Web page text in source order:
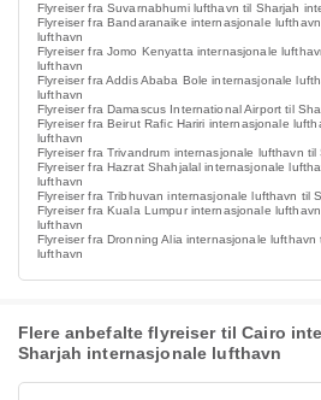
Flyreiser fra Suvarnabhumi lufthavn til Sharjah
Flyreiser fra Bandaranaike internasjonale
lufthavn
Flyreiser fra Jomo Kenyatta internasjonale
lufthavn
Flyreiser fra Addis Ababa Bole internasjonale
lufthavn
Flyreiser fra Damascus International Airport til
Flyreiser fra Beirut Rafic Hariri internasjonale
lufthavn
Flyreiser fra Trivandrum internasjonale lufthavn
Flyreiser fra Hazrat Shahjalal internasjonale
lufthavn
Flyreiser fra Tribhuvan internasjonale lufthavn til
Flyreiser fra Kuala Lumpur internasjonale
lufthavn
Flyreiser fra Dronning Alia internasjonale
lufthavn
Flere anbefalte flyreiser til Cairo
Sharjah internasjonale lufthavn